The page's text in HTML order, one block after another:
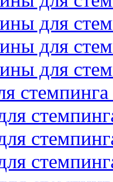
для
для
для